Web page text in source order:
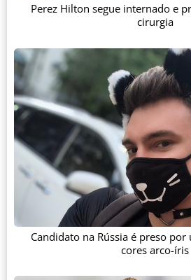
Perez Hilton segue internado e
cirurgia
Candidato na Rússia é preso por
cores arco-íris